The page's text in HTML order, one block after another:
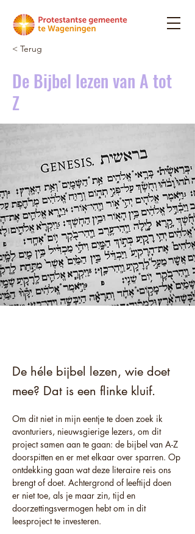
< Terug
De Bijbel lezen van A tot
Z
De héle bijbel lezen, wie doet
mee? Dat is een flinke kluif.
Om dit niet in mijn eentje te doen zoek ik
avonturiers, nieuwsgierige lezers, om dit
project samen aan te gaan: de bijbel van A-Z
doorspitten en er met elkaar over sparren. Op
ontdekking gaan wat deze literaire reis ons
brengt of doet. Achtergrond of leeftijd doen
er niet toe, als je maar zin, tijd en
doorzettingsvermogen hebt om in dit
leesproject te investeren.